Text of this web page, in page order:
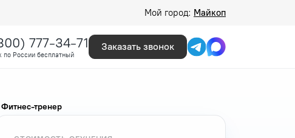
Мой город: Майкоп
777-34-71
по России бесплатный
Заказать звонок
Фитнес-тренер